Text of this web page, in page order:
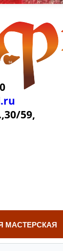
59,
МАСТЕРСКАЯ